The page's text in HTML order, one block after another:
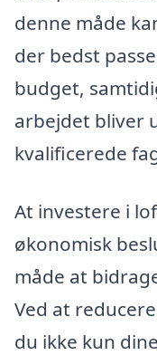
denne måde
der bedst
budget,
arbejdet bliver
kvalificerede
At investere i
økonomisk
måde at
Ved at
du ikke kun